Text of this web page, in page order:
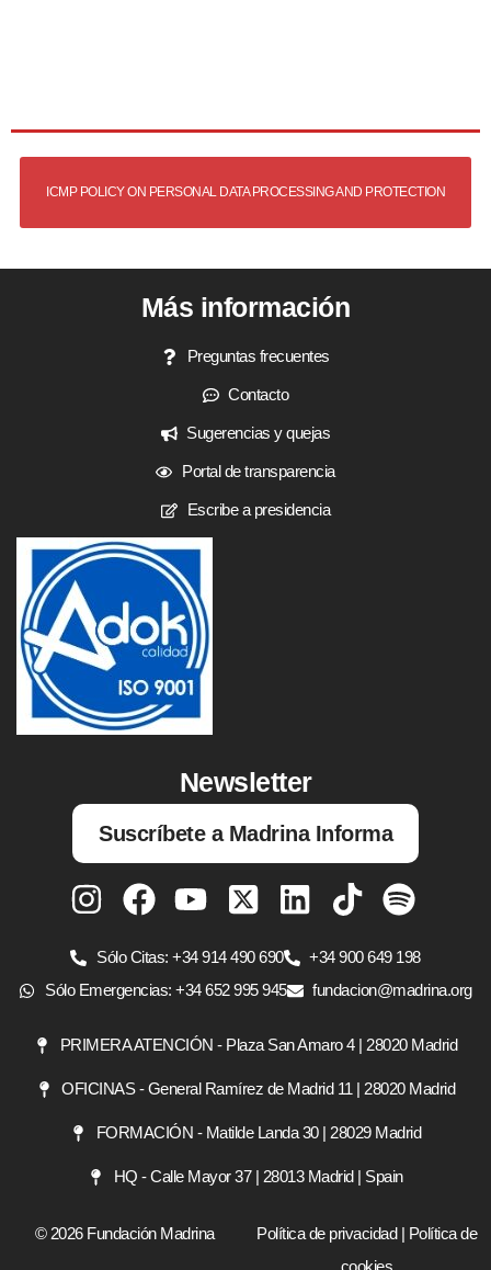
ICMP POLICY ON PERSONAL DATA PROCESSING AND PROTECTION
Más información
Preguntas frecuentes
Contacto
Sugerencias y quejas
Portal de transparencia
Escribe a presidencia
Newsletter
Suscríbete a Madrina Informa
Sólo Citas: +34 914 490 690
+34 900 649 198
Sólo Emergencias: +34 652 995 945
fundacion@madrina.org
PRIMERA ATENCIÓN - Plaza San Amaro 4 | 28020 Madrid
OFICINAS - General Ramírez de Madrid 11 | 28020 Madrid
FORMACIÓN - Matilde Landa 30 | 28029 Madrid
HQ - Calle Mayor 37 | 28013 Madrid | Spain
© 2026 Fundación Madrina Política de privacidad| Política de
cookies